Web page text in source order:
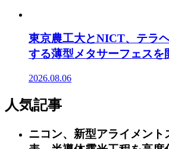
東京農工大とNICT、テラ
する薄型メタサーフェスを
2026.08.06
人気記事
ニコン、新型アライメント